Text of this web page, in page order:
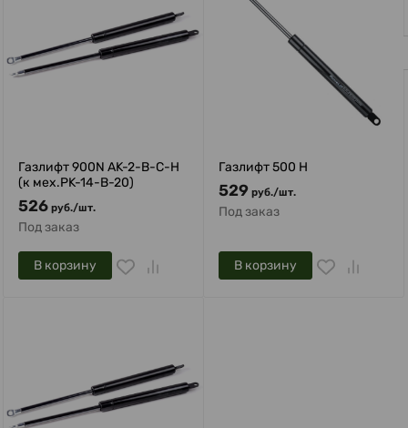
Газлифт 900N AK-2-B-C-H
(к мех.PK-14-B-20)
526 руб./шт.
Под заказ
В корзину
Газлифт 500 Н
529 руб./шт.
Под заказ
В корзину